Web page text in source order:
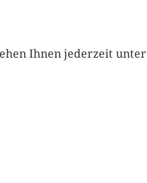
Ihnen jederzeit unter